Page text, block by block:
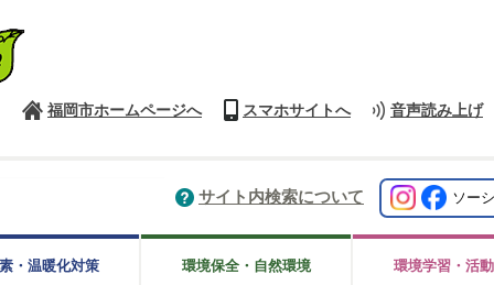
福岡市ホームページへ スマホサイトへ 音声読み上げ
ソー
サイト内検索について
・温暖化対策 環境保全・自然環境 環境学習・活